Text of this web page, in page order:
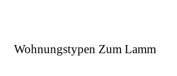
Wohnungstypen Zum Lamm